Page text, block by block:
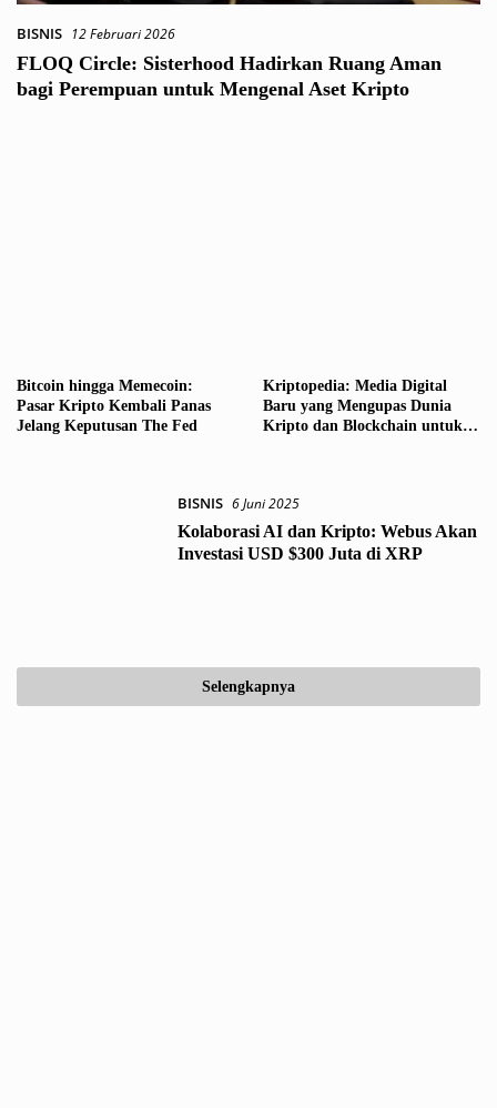
BISNIS 12 Februari 2026
FLOQ Circle: Sisterhood Hadirkan Ruang Aman
bagi Perempuan untuk Mengenal Aset Kripto
Bitcoin hingga Memecoin:
Pasar Kripto Kembali Panas
Jelang Keputusan The Fed
Kriptopedia: Media Digital
Baru yang Mengupas Dunia
Kripto dan Blockchain untuk
BISNIS 6 Juni 2025
Kolaborasi AI dan Kripto: Webus Akan
Investasi USD $300 Juta di XRP
Selengkapnya